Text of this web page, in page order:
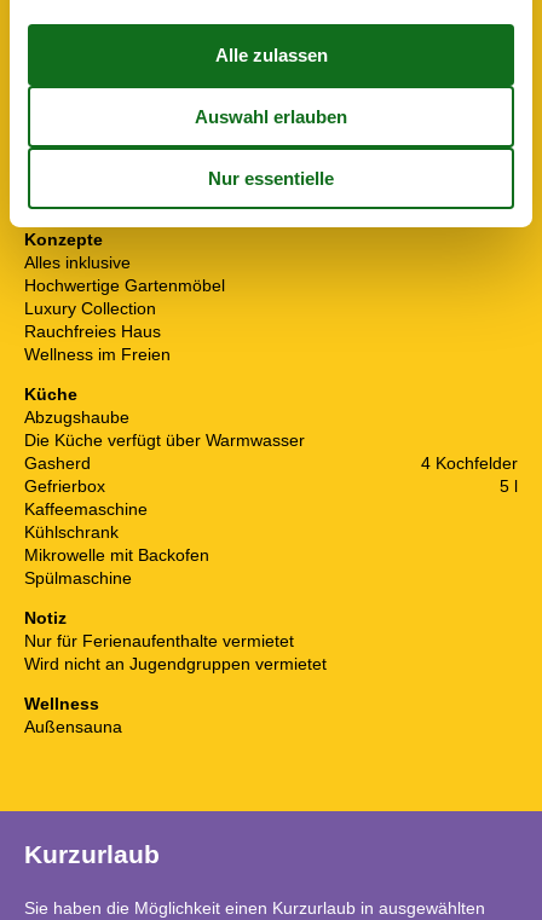
Entfernung Flughafen GRQ
Entfernung zu alt. Wasser/Baden
13 km
Entfernung zu Angelmöglichkeiten
Golfplatz
8,2 km
Konzepte
Alles inklusive
Hochwertige Gartenmöbel
Luxury Collection
Rauchfreies Haus
Wellness im Freien
Küche
Abzugshaube
Die Küche verfügt über Warmwasser
Gasherd
4 Kochfelder
Gefrierbox
5 l
Kaffeemaschine
Kühlschrank
Mikrowelle mit Backofen
Spülmaschine
Notiz
Nur für Ferienaufenthalte vermietet
Wird nicht an Jugendgruppen vermietet
Wellness
Außensauna
Kurzurlaub
Sie haben die Möglichkeit einen Kurzurlaub in ausgewählten